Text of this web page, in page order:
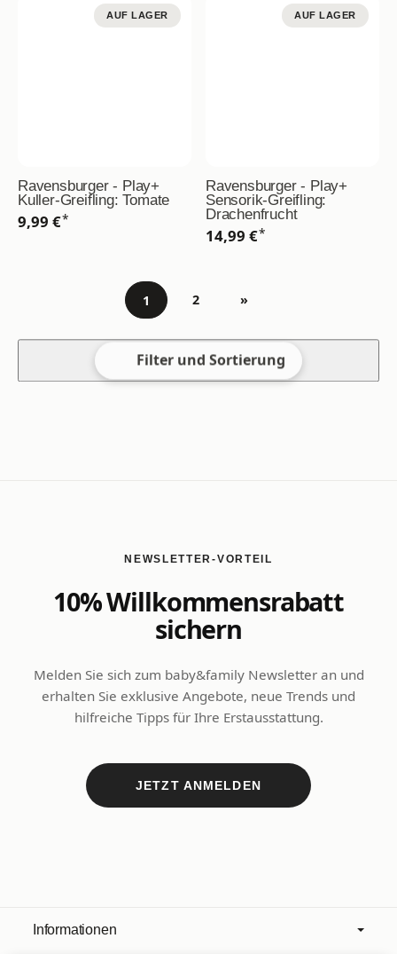
Filter und Sortierung
AUF LAGER
Ravensburger - Play+
Kuller-Greifling: Tomate
9,99 €*
AUF LAGER
Ravensburger - Play+
Sensorik-Greifling:
Drachenfrucht
14,99 €*
1 2 »
Gehe zu Seite
NEWSLETTER-VORTEIL
10% Willkommensrabatt
sichern
Melden Sie sich zum baby&family Newsletter an und
erhalten Sie exklusive Angebote, neue Trends und
hilfreiche Tipps für Ihre Erstausstattung.
JETZT ANMELDEN
Informationen